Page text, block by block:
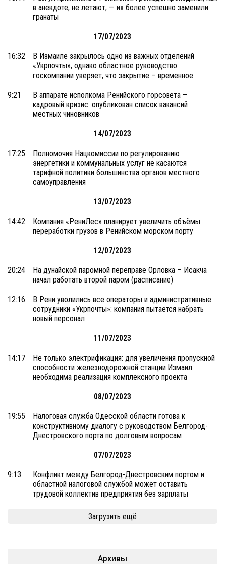
в анекдоте, не летают, — их более успешно заменили
гранаты
17/07/2023
16:32
В Измаиле закрылось одно из важных отделений
«Укрпочты», однако областное руководство
госкомпании уверяет, что закрытие – временное
9:21
В аппарате исполкома Ренийского горсовета –
кадровый кризис: опубликован список вакансий
местных чиновников
14/07/2023
17:25
Полномочия Нацкомиссии по регулированию
энергетики и коммунальных услуг не касаются
тарифной политики большинства органов местного
самоуправления
13/07/2023
14:42
Компания «РениЛес» планирует увеличить объёмы
переработки грузов в Ренийском морском порту
12/07/2023
20:24
На дунайской паромной переправе Орловка – Исакча
начал работать второй паром (расписание)
12:16
В Рени уволились все операторы и административные
сотрудники «Укрпочты»: компания пытается набрать
новый персонал
11/07/2023
14:17
Не только электрификация: для увеличения пропускной
способности железнодорожной станции Измаил
необходима реализация комплексного проекта
08/07/2023
19:55
Налоговая служба Одесской области готова к
конструктивному диалогу с руководством Белгород-
Днестровского порта по долговым вопросам
07/07/2023
9:13
Конфликт между Белгород-Днестровским портом и
областной налоговой службой может оставить
трудовой коллектив предприятия без зарплаты
Загрузить ещё
Архивы